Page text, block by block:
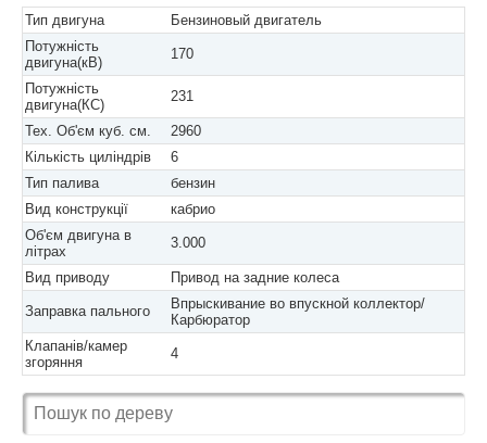
Тип двигуна
Бензиновый двигатель
Потужність
двигуна(кВ)
170
Потужність
двигуна(КС)
231
Тех. Об'єм куб. см.
2960
Кількість циліндрів
6
Тип палива
бензин
Вид конструкції
кабрио
Об'єм двигуна в
літрах
3.000
Вид приводу Привод на задние колеса
Заправка пального
Впрыскивание во впускной коллектор/
Карбюратор
Клапанів/камер
згоряння
4